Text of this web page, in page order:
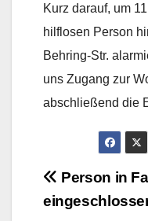
Kurz darauf, um
hilflosen Person
Behring-Str.
uns Zugang zur
abschließend die
Person in